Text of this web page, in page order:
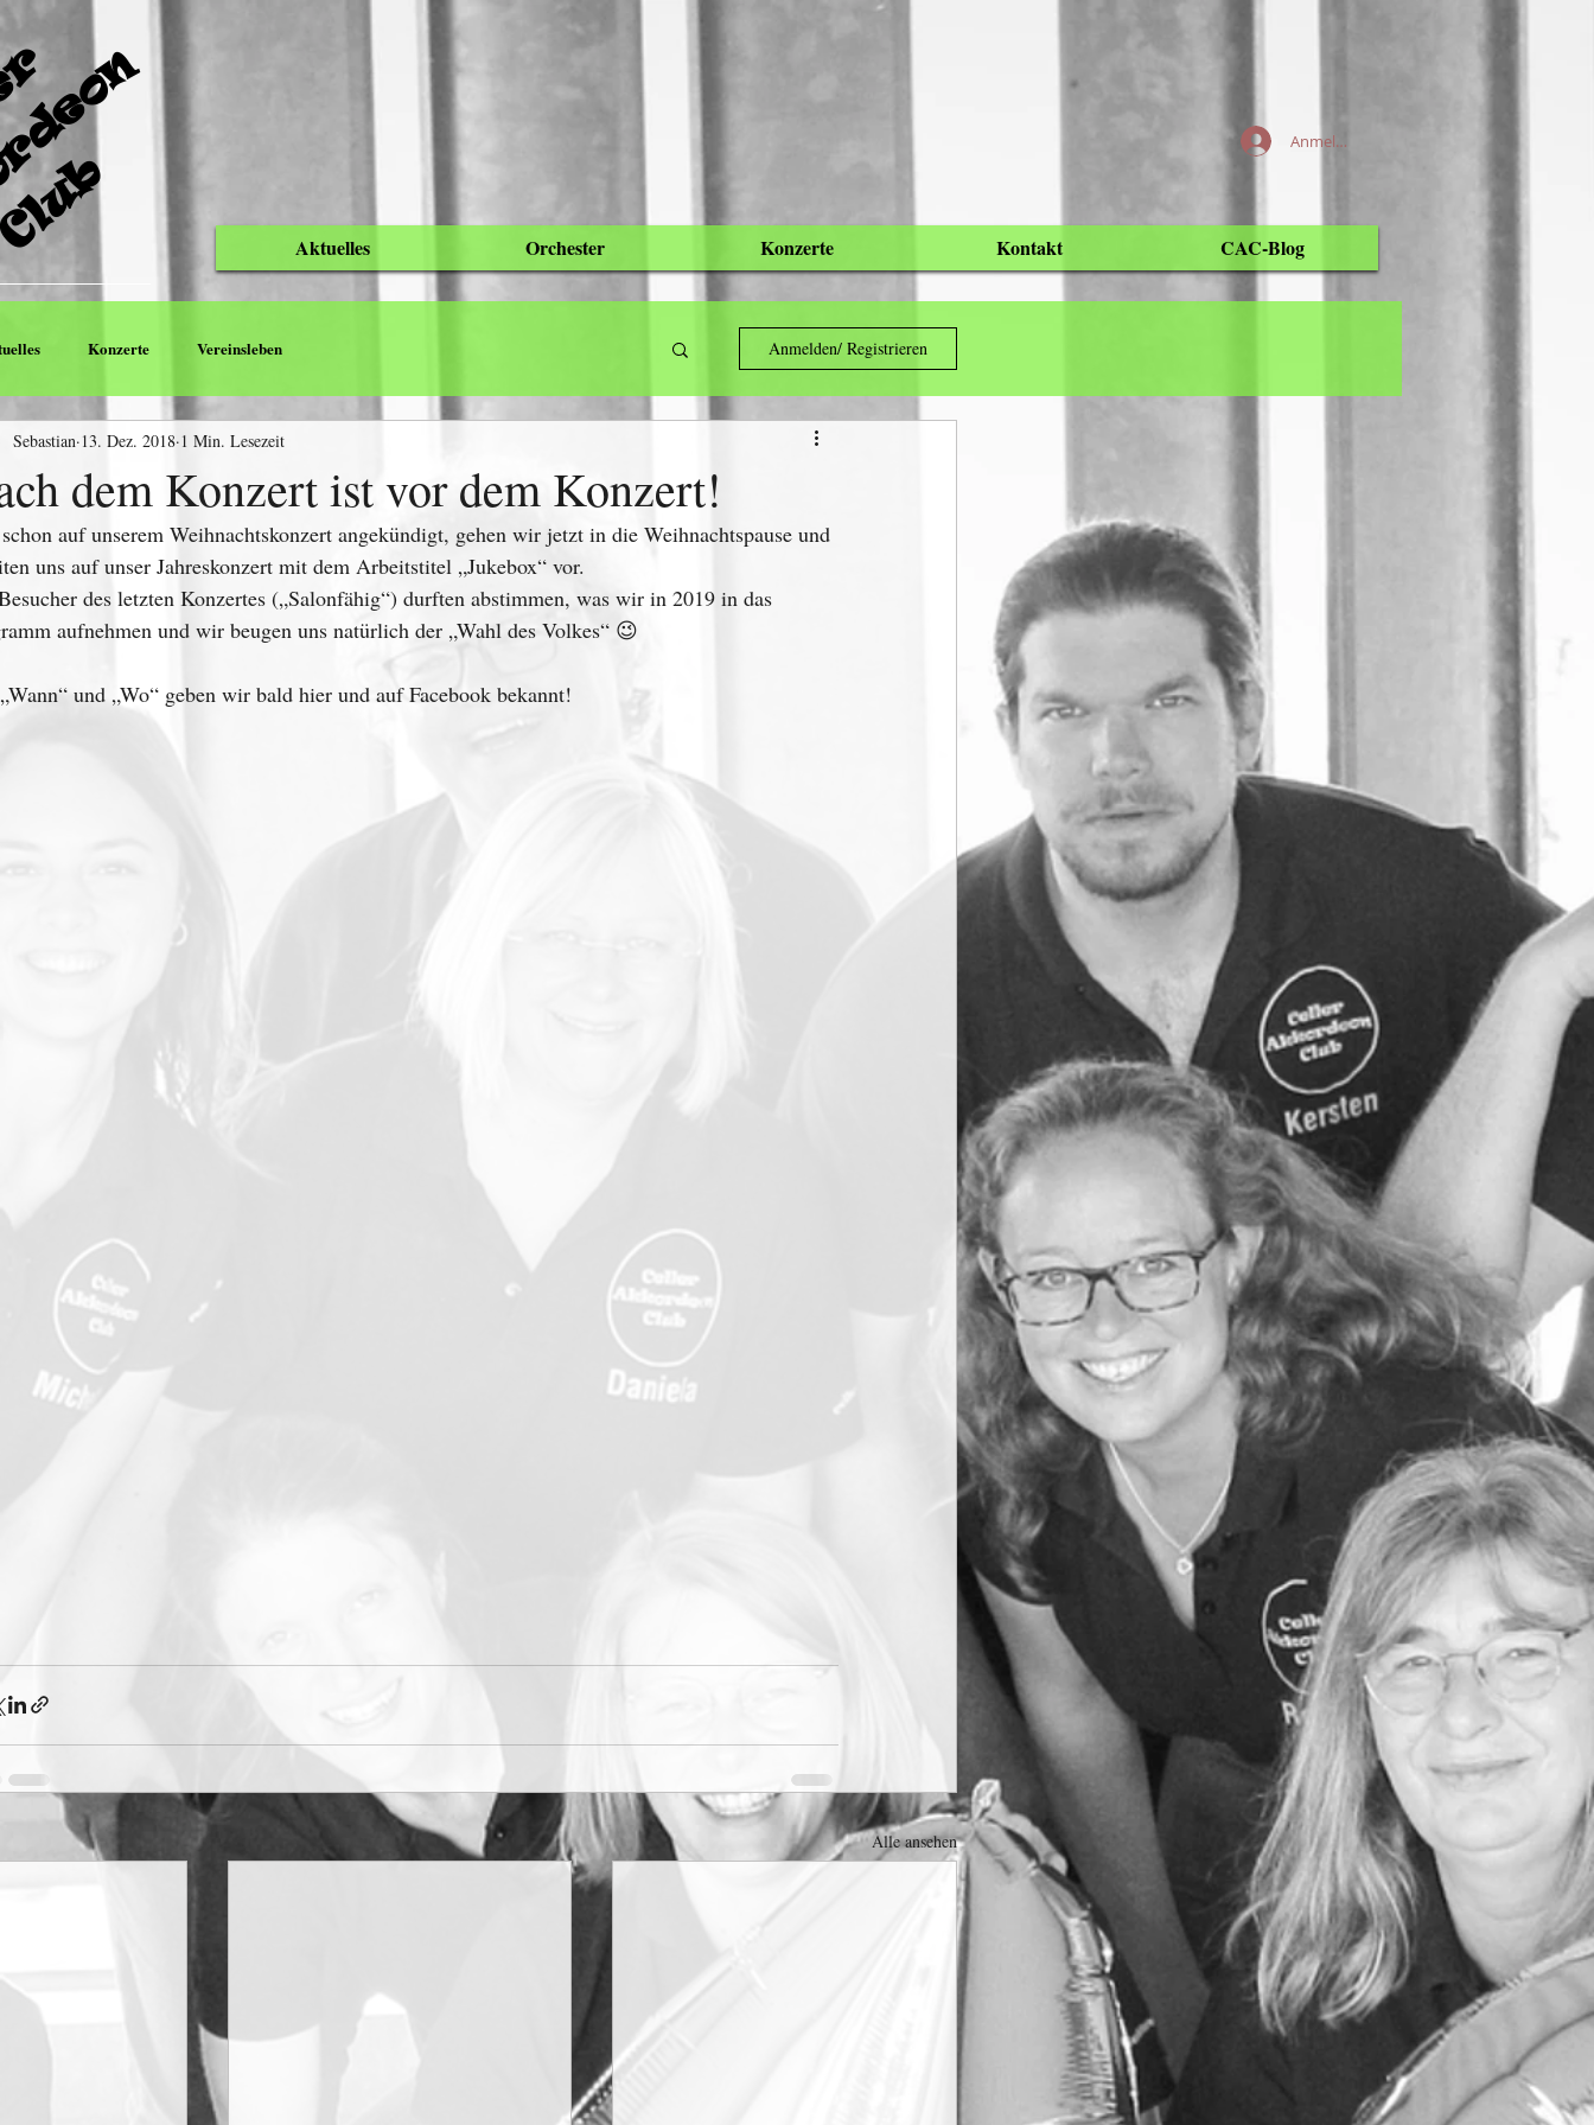
Anmelden
Aktuelles Orchester Konzerte Kontakt CAC-Blog
Konzerte Vereinsleben Anmelden/ Registrieren
dem Konzert ist vor dem Konzert!
Sebastian 13. Dez. 2018 1 Min. Lesezeit
auf unserem Weihnachtskonzert angekündigt, gehen wir jetzt in die Weihnachtspause und
uns auf unser Jahreskonzert mit dem Arbeitstitel „Jukebox“ vor.
des letzten Konzertes („Salonfähig“) durften abstimmen, was wir in 2019 in das
aufnehmen und wir beugen uns natürlich der „Wahl des Volkes“ 😉
und „Wo“ geben wir bald hier und auf Facebook bekannt!
Alle ansehen